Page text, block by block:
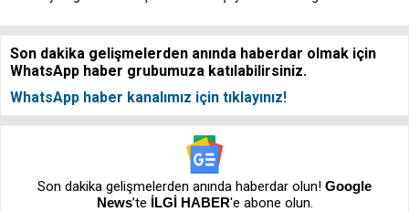
Son dakika gelişmelerden anında haberdar olmak için
WhatsApp haber grubumuza katılabilirsiniz.
WhatsApp haber kanalımız için tıklayınız!
Son dakika gelişmelerden anında haberdar olun! Google
News’te İLGİ HABER'e abone olun.